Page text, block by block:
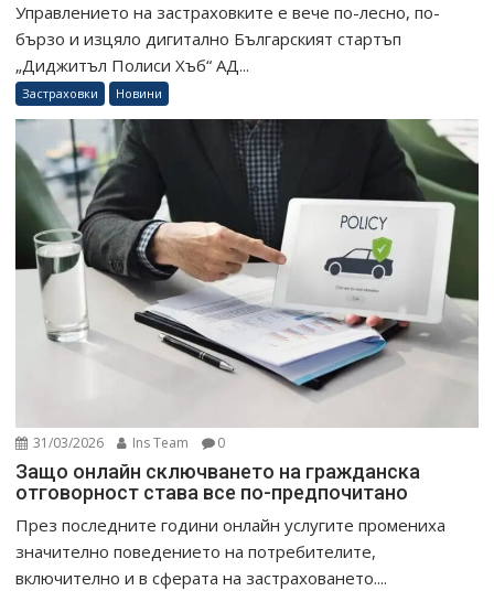
Управлението на застраховките е вече по-лесно, по-
бързо и изцяло дигитално Българският стартъп
„Диджитъл Полиси Хъб“ АД...
Застраховки Новини
31/03/2026 Ins Team 0
Защо онлайн сключването на гражданска
отговорност става все по-предпочитано
През последните години онлайн услугите промениха
значително поведението на потребителите,
включително и в сферата на застраховането....